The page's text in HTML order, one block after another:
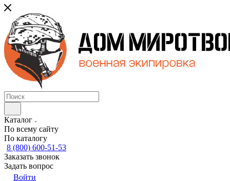
Каталог
По всему сайту
По каталогу
8 (800) 600-51-53
Заказать звонок
Задать вопрос
Войти